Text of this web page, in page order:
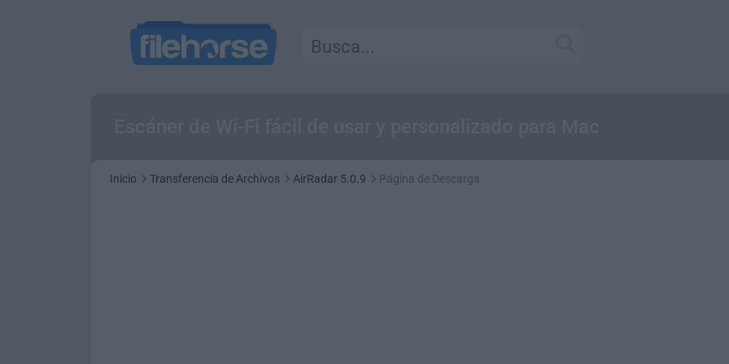
Inicio Transferencia de Archivos AirRadar 5.0.9 Página de Descarga